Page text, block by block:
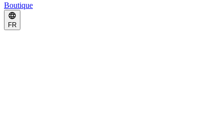
Boutique
FR